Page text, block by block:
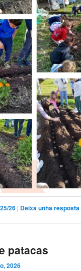
26 | Deixa unha resposta
patacas
2026